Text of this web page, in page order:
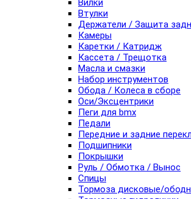
Вилки
Втулки
Держатели / Защита
Камеры
Каретки / Катридж
Кассета / Трещотка
Масла и смазки
Набор инструментов
Обода / Колеса в сборе
Оси/Эксцентрики
Пеги для bmx
Педали
Передние и задние
Подшипники
Покрышки
Руль / Обмотка / Вынос
Спицы
Тормоза дисковые/